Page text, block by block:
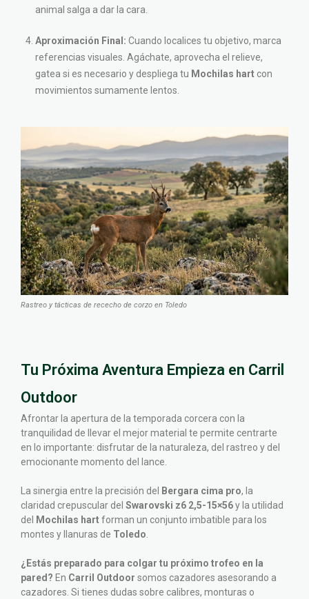
animal salga a dar la cara.
Aproximación Final: Cuando localices tu objetivo, marca
referencias visuales. Agáchate, aprovecha el relieve,
gatea si es necesario y despliega tu Mochilas hart con
movimientos sumamente lentos.
Rastreo y tácticas de rececho de corzo en Toledo
Tu Próxima Aventura Empieza en Carril
Outdoor
Afrontar la apertura de la temporada corcera con la
tranquilidad de llevar el mejor material te permite centrarte
en lo importante: disfrutar de la naturaleza, del rastreo y del
emocionante momento del lance.
La sinergia entre la precisión del Bergara cima pro, la
claridad crepuscular del Swarovski z6 2,5-15×56y la utilidad
del
Mochilas hartforman un conjunto imbatible para los
montes y llanuras de Toledo
¿Estás preparado para colgar tu próximo trofeo en la
pared? En Carril Outdoor somos cazadores asesorando a
cazadores. Si tienes dudas sobre calibres, monturas o